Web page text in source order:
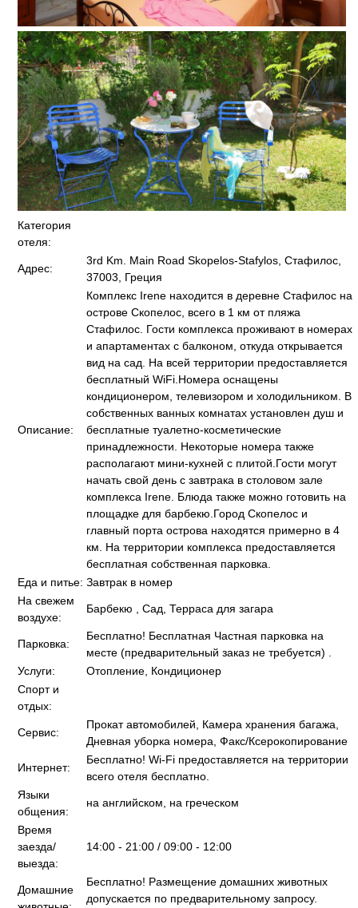
Категория
отеля:
Адрес:
3rd Km. Main Road Skopelos-Stafylos, Стафилос,
37003, Греция
Описание:
Комплекс Irene находится в деревне Стафилос на
острове Скопелос, всего в 1 км от пляжа
Стафилос. Гости комплекса проживают в номерах
и апартаментах с балконом, откуда открывается
вид на сад. На всей территории предоставляется
бесплатный WiFi.Номера оснащены
кондиционером, телевизором и холодильником. В
собственных ванных комнатах установлен душ и
бесплатные туалетно-косметические
принадлежности. Некоторые номера также
располагают мини-кухней с плитой.Гости могут
начать свой день с завтрака в столовом зале
комплекса Irene. Блюда также можно готовить на
площадке для барбекю.Город Скопелос и
главный порта острова находятся примерно в 4
км. На территории комплекса предоставляется
бесплатная собственная парковка.
Еда и питье: Завтрак в номер
На свежем
воздухе:
Барбекю , Сад, Терраса для загара
Парковка:
Бесплатно! Бесплатная Частная парковка на
месте (предварительный заказ не требуется) .
Услуги:
Отопление, Кондиционер
Спорт и
отдых:
Сервис:
Прокат автомобилей, Камера хранения багажа,
Дневная уборка номера, Факс/Ксерокопирование
Интернет:
Бесплатно! Wi-Fi предоставляется на территории
всего отеля бесплатно.
Языки
общения:
на английском, на греческом
Время
заезда/
выезда:
14:00 - 21:00 / 09:00 - 12:00
Домашние
Бесплатно! Размещение домашних животных
допускается по предварительному запросу.